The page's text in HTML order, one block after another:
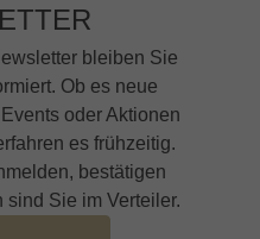
bleiben Sie
Ob es neue
oder Aktionen
es frühzeitig.
bestätigen
sind Sie im Verteiler.